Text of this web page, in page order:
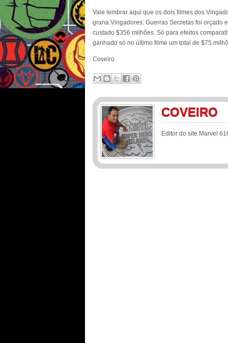
Vale lembrar aqui que os dois filmes dos
grana.Vingadores: Guerras Secretas foi orçado
custado $356 milhões. Só para efeitos
ganhado só no último filme um total de $75
Coveiro
COVEIRO
Editor do site Marvel